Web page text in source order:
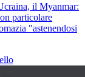
il Myanmar:
particolare
"astenendosi